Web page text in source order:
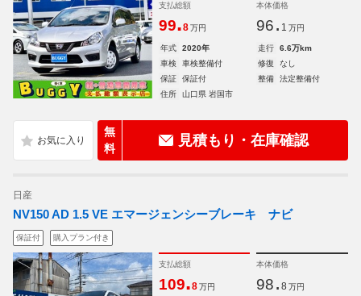
支払総額
99.8 万円
本体価格
96. 1 万円
年式 2020年 走行
6.6万km
車検
車検整備付 修復
なし
保証
保証付 整備
法定整備付
住所
山口県 岩国市
無
料
見積もり・在庫確認
日産
NV150 AD 1.5 VE エマージェンシーブレーキ ナビ
保証付 購入プラン付き
支払総額
109.8 万円
本体価格
98. 8 万円